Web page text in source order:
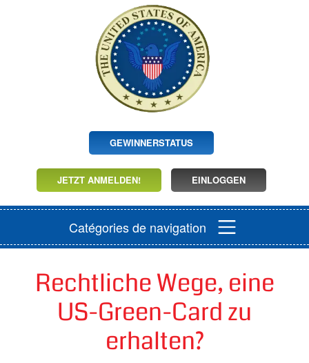
GEWINNERSTATUS
JETZT ANMELDEN! EINLOGGEN
Catégories de navigation
Rechtliche Wege, eine
US-Green-Card zu
erhalten?